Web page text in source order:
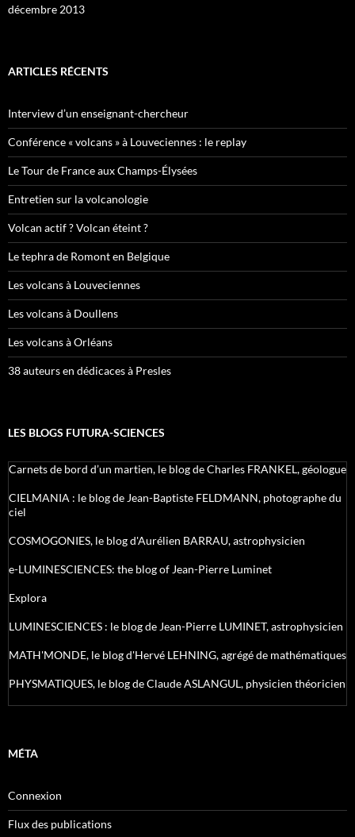
décembre 2013
ARTICLES RÉCENTS
Interview d’un enseignant-chercheur
Conférence « volcans » à Louveciennes : le replay
Le Tour de France aux Champs-Élysées
Entretien sur la volcanologie
Volcan actif ? Volcan éteint ?
Le tephra de Romont en Belgique
Les volcans à Louveciennes
Les volcans à Doullens
Les volcans à Orléans
38 auteurs en dédicaces à Presles
LES BLOGS FUTURA-SCIENCES
Carnets de bord d’un martien, le blog de Charles FRANKEL, géologue
CIELMANIA : le blog de Jean-Baptiste FELDMANN, photographe du
ciel
COSMOGONIES, le blog d'Aurélien BARRAU, astrophysicien
e-LUMINESCIENCES: the blog of Jean-Pierre Luminet
Explora
LUMINESCIENCES : le blog de Jean-Pierre LUMINET, astrophysicien
MATH'MONDE, le blog d'Hervé LEHNING, agrégé de mathématiques
PHYSMATIQUES, le blog de Claude ASLANGUL, physicien théoricien
MÉTA
Connexion
Flux des publications